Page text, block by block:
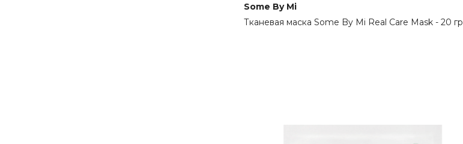
Some By Mi
Тканевая маска Some By Mi Real Care Mask - 20 гр